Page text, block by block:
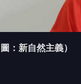
：新自然主義）